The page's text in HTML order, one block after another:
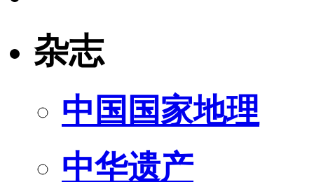
杂志
中国国家地理
中华遗产